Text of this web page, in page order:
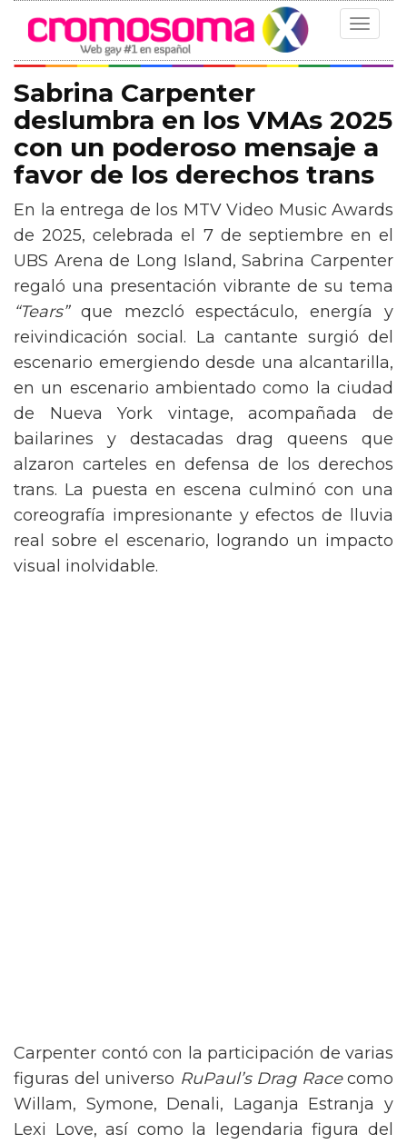
Toggle
Sabrina Carpenter
deslumbra en los VMAs 2025
con un poderoso mensaje a
favor de los derechos trans
En la entrega de los MTV Video Music Awards
de 2025, celebrada el 7 de septiembre en el
UBS Arena de Long Island, Sabrina Carpenter
regaló una presentación vibrante de su tema
“Tears”que mezcló espectáculo, energía y
reivindicación social. La cantante surgió del
escenario emergiendo desde una alcantarilla,
en un escenario ambientado como la ciudad
de Nueva York vintage, acompañada de
bailarines y destacadas drag queens que
alzaron carteles en defensa de los derechos
trans. La puesta en escena culminó con una
coreografía impresionante y efectos de lluvia
real sobre el escenario, logrando un impacto
visual inolvidable.
Carpenter contó con la participación de varias
figuras del universo RuPaul’s Drag Racecomo
Willam, Symone, Denali, Laganja Estranja y
Lexi Love, así como la legendaria figura del